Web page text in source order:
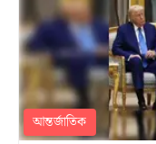
আন্তর্জাতিক